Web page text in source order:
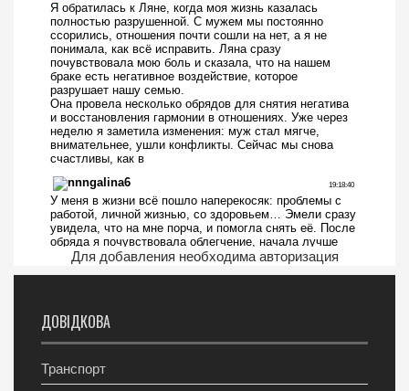
Для добавления необходима авторизация
ДОВІДКОВА
Транспорт